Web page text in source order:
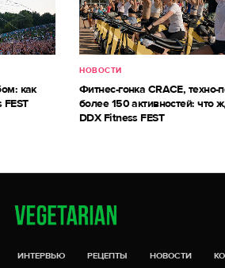
как
НОВОСТИ
Фитнес-гонка CRACE,
более 150 активностей: что
DDX Fitness FEST
ИНТЕРВЬЮ РЕЦЕПТЫ НОВОСТИ